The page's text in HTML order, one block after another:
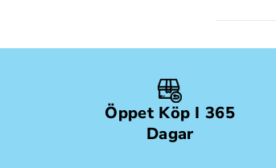
Öppet Köp I 365
Dagar